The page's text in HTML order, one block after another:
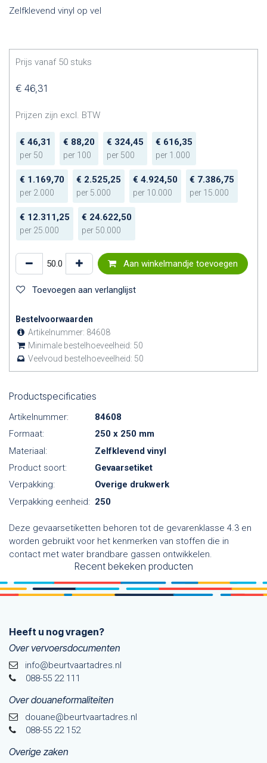
Zelfklevend vinyl op vel
Prijs vanaf 50 stuks
€ 46,31
Prijzen zijn excl. BTW
€ 46,31
per 50
€ 88,20
per 100
€ 324,45
per 500
€ 616,35
per 1.000
€ 1.169,70
per 2.000
€ 2.525,25
per 5.000
€ 4.924,50
per 10.000
€ 7.386,75
per 15.000
€ 12.311,25
per 25.000
€ 24.622,50
per 50.000
Aan winkelmandje toevoegen
Toevoegen aan verlanglijst
Bestelvoorwaarden
Artikelnummer: 84608
Minimale bestelhoeveelheid: 50
Veelvoud bestelhoeveelheid: 50
Productspecificaties
Artikelnummer:
84608
Formaat:
250 x 250 mm
Materiaal:
Zelfklevend vinyl
Product soort:
Gevaarsetiket
Verpakking:
Overige drukwerk
Verpakking eenheid: 250
Deze gevaarsetiketten behoren tot de gevarenklasse 4.3 en
worden gebruikt voor het kenmerken van stoffen die in
contact met water brandbare gassen ontwikkelen.
Recent bekeken producten
Heeft u nog vragen?
Over vervoersdocumenten
info@beurtvaartadres.nl
088-55 22 111
Over douaneformaliteiten
douane@beurtvaarta​dres.nl
088-55 22 152
Overige zaken